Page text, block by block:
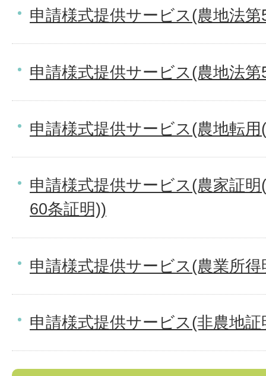
申請様式提供サービス(農地法第
申請様式提供サービス(農地法
申請様式提供サービス(農地転
申請様式提供サービス(農家証
60条証明))
申請様式提供サービス(農業所得
申請様式提供サービス(非農地証